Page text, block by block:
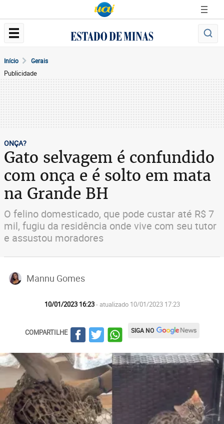
Início Gerais
Publicidade
ONÇA?
Gato selvagem é confundido
com onça e é solto em mata
na Grande BH
O felino domesticado, que pode custar até R$ 7
mil, fugiu da residência onde vive com seu tutor
e assustou moradores
Mannu Gomes
10/01/2023 16:23- atualizado 10/01/2023 17:23
COMPARTILHE SIGA NO